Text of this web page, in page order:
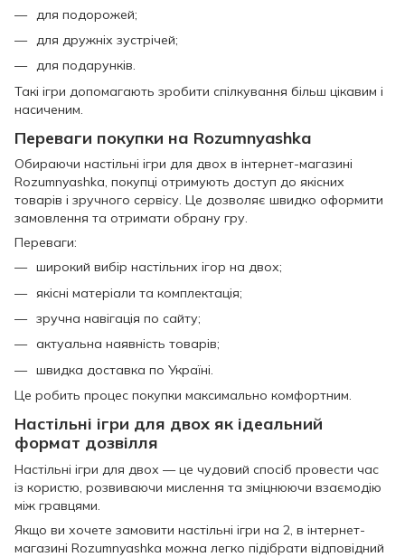
для подорожей;
для дружніх зустрічей;
для подарунків.
Такі ігри допомагають зробити спілкування більш цікавим і
насиченим.
Переваги покупки на Rozumnyashka
Обираючи настільні ігри для двох в інтернет-магазині
Rozumnyashka, покупці отримують доступ до якісних
товарів і зручного сервісу. Це дозволяє швидко оформити
замовлення та отримати обрану гру.
Переваги:
широкий вибір настільних ігор на двох;
якісні матеріали та комплектація;
зручна навігація по сайту;
актуальна наявність товарів;
швидка доставка по Україні.
Це робить процес покупки максимально комфортним.
Настільні ігри для двох як ідеальний
формат дозвілля
Настільні ігри для двох — це чудовий спосіб провести час
із користю, розвиваючи мислення та зміцнюючи взаємодію
між гравцями.
Якщо ви хочете замовити настільні ігри на 2, в інтернет-
магазині Rozumnyashka можна легко підібрати відповідний